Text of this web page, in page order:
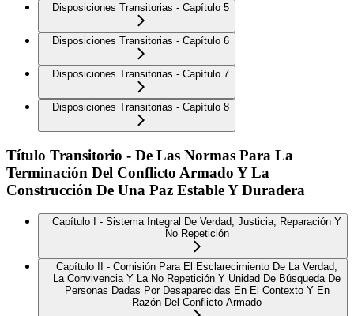
Disposiciones Transitorias - Capítulo 5
Disposiciones Transitorias - Capítulo 6
Disposiciones Transitorias - Capítulo 7
Disposiciones Transitorias - Capítulo 8
Título Transitorio - De Las Normas Para La
Terminación Del Conflicto Armado Y La
Construcción De Una Paz Estable Y Duradera
Capítulo I - Sistema Integral De Verdad, Justicia, Reparación Y
No Repetición
Capítulo II - Comisión Para El Esclarecimiento De La Verdad,
La Convivencia Y La No Repetición Y Unidad De Búsqueda De
Personas Dadas Por Desaparecidas En El Contexto Y En
Razón Del Conflicto Armado